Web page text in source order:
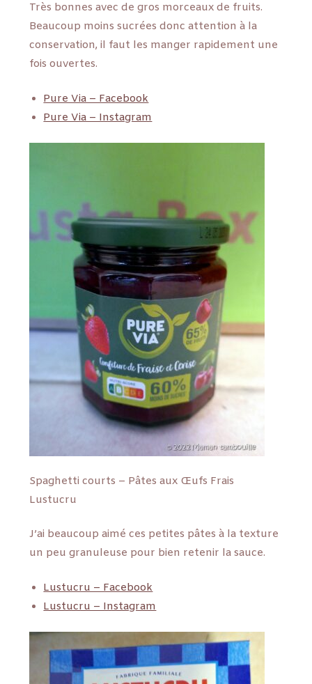
Très bonnes avec de gros morceaux de fruits.
Beaucoup moins sucrées donc attention à la
conservation, il faut les manger rapidement une
fois ouvertes.
Pure Via – Facebook
Pure Via – Instagram
Spaghetti courts – Pâtes aux Œufs Frais
Lustucru
J’ai beaucoup aimé ces petites pâtes à la texture
un peu granuleuse pour bien retenir la sauce.
Lustucru – Facebook
Lustucru – Instagram